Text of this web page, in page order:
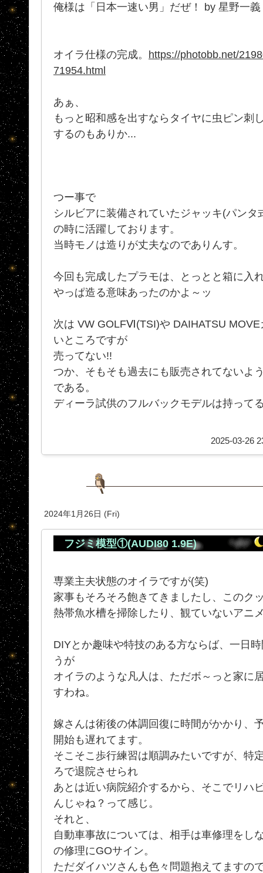
俺様は「日本一速い男」だぜ！ by 星野一義
オイラ仕様の完成。 https://photobb.net/
71954.html
あぁ、
もっと昭和感を出すならタイヤに虫ピン刺
するのもありか...
つー事で
シルビアに装備されていたジャッキ(パン
の時に活躍しております。
当時モノは造りが丈夫なのでありんす。
今回も完成したプラモは、とっとと箱に入
やっぱ造る意味あったのかよ～ッ
次は VW GOLFⅥ(TSI)や DAIHATSU
いところですが
売ってない!!
つか、そもそも過去にも販売されてないよ
である。
ディーラ試供のフルバックモデルは持って
2025-03-26
2024年1月26日 (Fri)
フジミ模型①(AUDI80 1.9E)
専業主夫状態のオイラですが(笑)
家事もそろそろ飽きてきましたし、このク
熱帯魚水槽を掃除したり、観ていないアニ
DIYとか趣味や特技のある方ならば、一日
うが
オイラのような凡人は、ただボ～っと家に
すわね。
嫁さんは術後の体調回復に時間がかかり、
開始も遅れてます。
そこそこ歩行練習は順調みたいですが、特
ろで退院させられ
あとは近い病院紹介するから、そこでリハ
んじゃね？って感じ。
それと、
自動車事故については、相手は車修理をし
の修理にGOサイン。
ただダイハツさんも色々問題抱えてます